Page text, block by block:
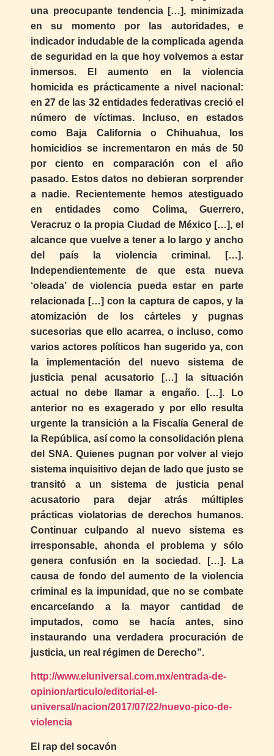
una preocupante tendencia […], minimizada
en su momento por las autoridades, e
indicador indudable de la complicada agenda
de seguridad en la que hoy volvemos a estar
inmersos. El aumento en la violencia
homicida es prácticamente a nivel nacional:
en 27 de las 32 entidades federativas creció el
número de víctimas. Incluso, en estados
como Baja California o Chihuahua, los
homicidios se incrementaron en más de 50
por ciento en comparación con el año
pasado. Estos datos no debieran sorprender
a nadie. Recientemente hemos atestiguado
en entidades como Colima, Guerrero,
Veracruz o la propia Ciudad de México […], el
alcance que vuelve a tener a lo largo y ancho
del país la violencia criminal. […].
Independientemente de que esta nueva
‘oleada’ de violencia pueda estar en parte
relacionada […] con la captura de capos, y la
atomización de los cárteles y pugnas
sucesorias que ello acarrea, o incluso, como
varios actores políticos han sugerido ya, con
la implementación del nuevo sistema de
justicia penal acusatorio […] la situación
actual no debe llamar a engaño. […]. Lo
anterior no es exagerado y por ello resulta
urgente la transición a la Fiscalía General de
la República, así como la consolidación plena
del SNA. Quienes pugnan por volver al viejo
sistema inquisitivo dejan de lado que justo se
transitó a un sistema de justicia penal
acusatorio para dejar atrás múltiples
prácticas violatorias de derechos humanos.
Continuar culpando al nuevo sistema es
irresponsable, ahonda el problema y sólo
genera confusión en la sociedad. […]. La
causa de fondo del aumento de la violencia
criminal es la impunidad, que no se combate
encarcelando a la mayor cantidad de
imputados, como se hacía antes, sino
instaurando una verdadera procuración de
justicia, un real régimen de Derecho”.
http://www.eluniversal.com.mx/entrada-de-
opinion/articulo/editorial-el-
universal/nacion/2017/07/22/nuevo-pico-de-
violencia
El rap del socavón